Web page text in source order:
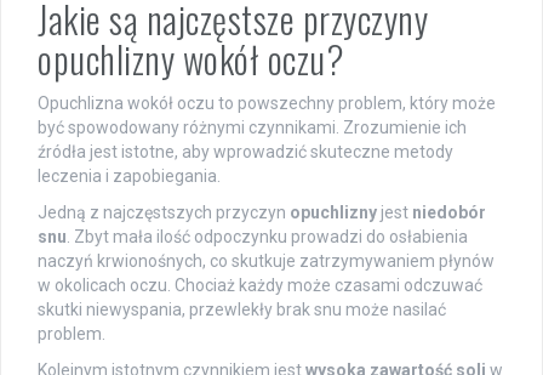
Jakie są najczęstsze przyczyny
opuchlizny wokół oczu?
Opuchlizna wokół oczu to powszechny problem, który może
być spowodowany różnymi czynnikami. Zrozumienie ich
źródła jest istotne, aby wprowadzić skuteczne metody
leczenia i zapobiegania.
Jedną z najczęstszych przyczyn opuchlizny jest niedobór
snu. Zbyt mała ilość odpoczynku prowadzi do osłabienia
naczyń krwionośnych, co skutkuje zatrzymywaniem płynów
w okolicach oczu. Chociaż każdy może czasami odczuwać
skutki niewyspania, przewlekły brak snu może nasilać
problem.
Kolejnym istotnym czynnikiem jestwysoka zawartość soli w